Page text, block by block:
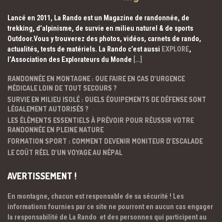
Lancé en 2011, La Rando est un Magazine de randonnée, de
trekking, d’alpinisme, de survie en milieu naturel & de sports
Outdoor.Vous y trouverez des photos, vidéos, carnets de rando,
actualités, tests de matériels. La Rando c’est aussi EXPLORE,
l’Association des Explorateurs du Monde […]
RANDONNÉE EN MONTAGNE : QUE FAIRE EN CAS D’URGENCE
MÉDICALE LOIN DE TOUT SECOURS ?
SURVIE EN MILIEU ISOLÉ : QUELS ÉQUIPEMENTS DE DÉFENSE SONT
LÉGALEMENT AUTORISÉS ?
LES ÉLÉMENTS ESSENTIELS À PRÉVOIR POUR RÉUSSIR VOTRE
RANDONNÉE EN PLEINE NATURE
FORMATION SPORT : COMMENT DEVENIR MONITEUR D’ESCALADE
LE COÛT RÉEL D’UN VOYAGE AU NÉPAL
AVERTISSEMENT !
En montagne, chacun est responsable de sa sécurité ! Les
informations fournies par ce site ne pourront en aucun cas engager
la responsabilité de La Rando et des personnes qui participent au